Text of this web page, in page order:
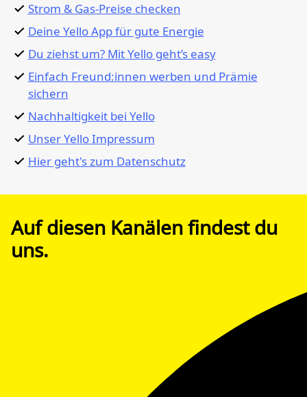
Strom & Gas-Preise checken
Deine Yello App für gute Energie
Du ziehst um? Mit Yello geht’s easy
Einfach Freund:innen werben und Prämie
sichern
Nachhaltigkeit bei Yello
Unser Yello Impressum
Hier geht's zum Datenschutz
Auf diesen Kanälen findest du
uns.